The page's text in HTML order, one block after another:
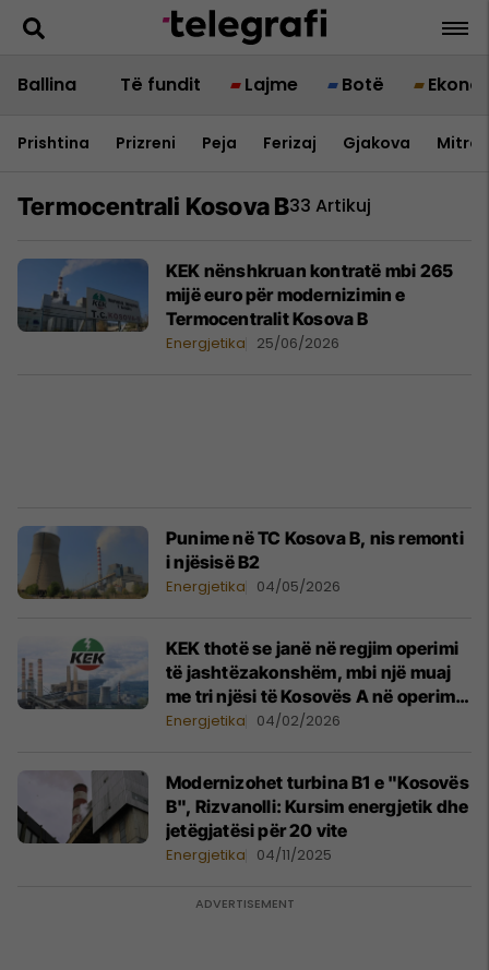
Ballina Të fundit Lajme Botë
Prishtina Prizreni Peja Ferizaj Gjakova
Termocentrali Kosova B33 Artikuj
KEK nënshkruan kontratë mbi 265
mijë euro për modernizimin e
Termocentralit Kosova B
Energjetika 25/06/2026
Punime në TC Kosova B, nis remonti
i njësisë B2
Energjetika 04/05/2026
KEK thotë se janë në regjim operimi
të jashtëzakonshëm, mbi një muaj
me tri njësi të Kosovës A në operim
njëkohësisht
Energjetika 04/02/2026
Modernizohet turbina B1 e "Kosovës
B", Rizvanolli: Kursim energjetik dhe
jetëgjatësi për 20 vite
Energjetika 04/11/2025